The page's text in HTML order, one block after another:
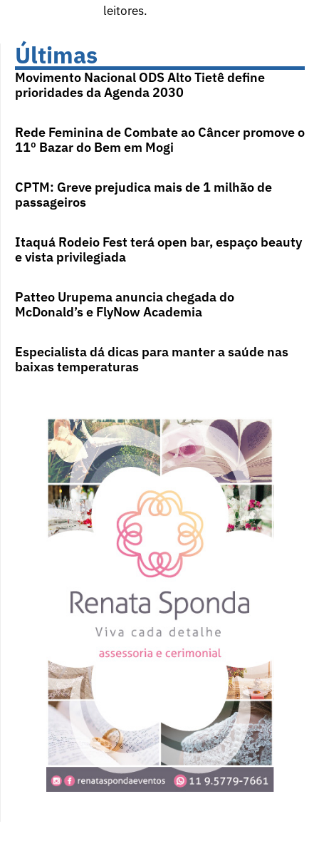
leitores.
Últimas
Movimento Nacional ODS Alto Tietê define
prioridades da Agenda 2030
Rede Feminina de Combate ao Câncer promove o
11º Bazar do Bem em Mogi
CPTM: Greve prejudica mais de 1 milhão de
passageiros
Itaquá Rodeio Fest terá open bar, espaço beauty
e vista privilegiada
Patteo Urupema anuncia chegada do
McDonald’s e FlyNow Academia
Especialista dá dicas para manter a saúde nas
baixas temperaturas